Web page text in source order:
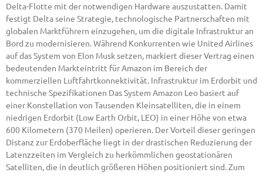
Delta-Flotte mit der notwendigen Hardware auszustatten. Damit
festigt Delta seine Strategie, technologische Partnerschaften mit
globalen Marktführern einzugehen, um die digitale Infrastruktur an
Bord zu modernisieren. Während Konkurrenten wie United Airlines
auf das System von Elon Musk setzen, markiert dieser Vertrag einen
bedeutenden Markteintritt für Amazon im Bereich der
kommerziellen Luftfahrtkonnektivität. Infrastruktur im Erdorbit und
technische Spezifikationen Das System Amazon Leo basiert auf
einer Konstellation von Tausenden Kleinsatelliten, die in einem
niedrigen Erdorbit (Low Earth Orbit, LEO) in einer Höhe von etwa
600 Kilometern (370 Meilen) operieren. Der Vorteil dieser geringen
Distanz zur Erdoberfläche liegt in der drastischen Reduzierung der
Latenzzeiten im Vergleich zu herkömmlichen geostationären
Satelliten, die in deutlich größeren Höhen positioniert sind. Zum